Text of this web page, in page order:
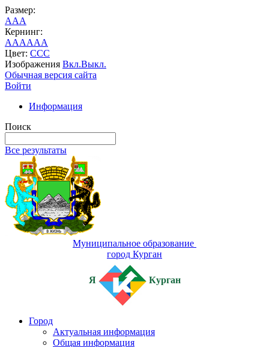
Размер:
AAA
Кернинг:
AAAAAA
Цвет: CCC
Изображения Вкл.Выкл.
Обычная версия сайта
Войти
Информация
Поиск
Все результаты
Муниципальное образование
город Курган
Я Курган
Город
Актуальная информация
Общая информация